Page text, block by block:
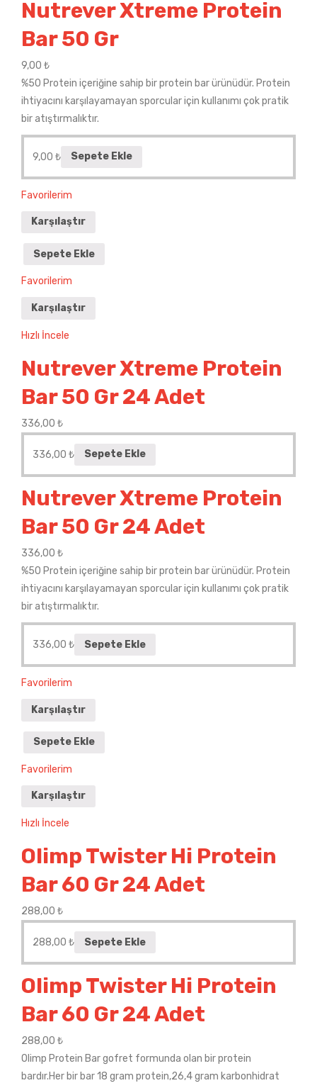
Nutrever Xtreme Protein
Bar 50 Gr
9,00 ₺
%50 Protein içeriğine sahip bir protein bar ürünüdür. Protein
ihtiyacını karşılayamayan sporcular için kullanımı çok pratik
bir atıştırmalıktır.
9,00 ₺ Sepete Ekle
Favorilerim
Karşılaştır
Sepete Ekle
Favorilerim
Karşılaştır
Hızlı İncele
Nutrever Xtreme Protein
Bar 50 Gr 24 Adet
336,00 ₺
336,00 ₺ Sepete Ekle
Nutrever Xtreme Protein
Bar 50 Gr 24 Adet
336,00 ₺
%50 Protein içeriğine sahip bir protein bar ürünüdür. Protein
ihtiyacını karşılayamayan sporcular için kullanımı çok pratik
bir atıştırmalıktır.
336,00 ₺ Sepete Ekle
Favorilerim
Karşılaştır
Sepete Ekle
Favorilerim
Karşılaştır
Hızlı İncele
Olimp Twister Hi Protein
Bar 60 Gr 24 Adet
288,00 ₺
288,00 ₺ Sepete Ekle
Olimp Twister Hi Protein
Bar 60 Gr 24 Adet
288,00 ₺
Olimp Protein Bar gofret formunda olan bir protein
bardır.Her bir bar 18 gram protein,26,4 gram karbonhidrat